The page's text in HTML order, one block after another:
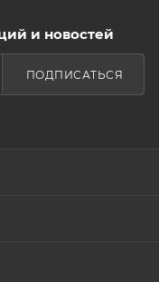
и новостей
ПОДПИСАТЬСЯ